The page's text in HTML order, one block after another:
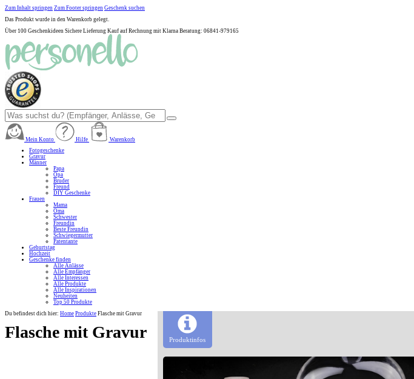
Zum Inhalt springen Zum Footer springen Geschenk suchen
Das Produkt wurde in den Warenkorb gelegt.
Über 100 Geschenkideen Sichere Lieferung Kauf auf Rechnung mit Klarna Beratung: 06841-979165
Mein Konto Hilfe
Warenkorb
Fotogeschenke
Gravur
Männer
Papa
Opa
Bruder
Freund
DIY Geschenke
Frauen
Mama
Oma
Schwester
Freundin
Beste Freundin
Schwiegermutter
Patentante
Geburtstag
Hochzeit
Geschenke finden
Alle Anlässe
Alle Empfänger
Alle Interessen
Alle Produkte
Alle Inspirationen
Neuheiten
Top 50 Produkte
Du befindest dich hier: Home Produkte Flasche mit Gravur
Flasche mit Gravur Produktinfos